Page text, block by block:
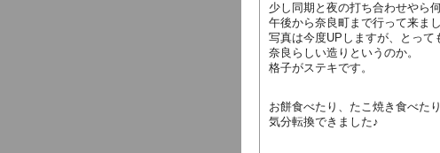
少し同期と夜の打ち合わせやら
午後から奈良町まで行って来ま
写真は今度UPしますが、とって
奈良らしい造りというのか。
格子がステキです。
お餅食べたり、たこ焼き食べた
気分転換できました♪